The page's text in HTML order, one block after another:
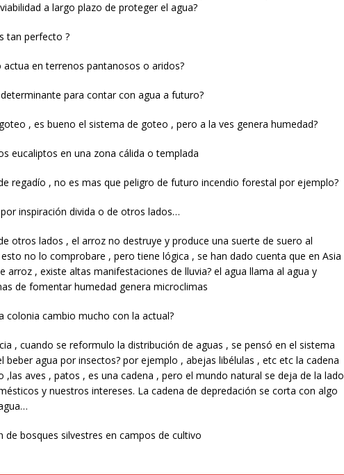
a largo plazo de proteger el agua?
tan perfecto ?
en terrenos pantanosos o aridos?
para contar con agua a futuro?
, es bueno el sistema de goteo , pero a la ves genera humedad?
eucaliptos en una zona cálida o templada
regadío , no es mas que peligro de futuro incendio forestal por ejemplo?
inspiración divida o de otros lados…
otros lados , el arroz no destruye y produce una suerte de suero al
no lo comprobare , pero tiene lógica , se han dado cuenta que en Asia
arroz , existe altas manifestaciones de lluvia? el agua llama al agua y
de fomentar humedad genera microclimas
colonia cambio mucho con la actual?
, cuando se reformulo la distribución de aguas , se pensó en el sistema
agua por insectos? por ejemplo , abejas libélulas , etc etc la cadena
,las aves , patos , es una cadena , pero el mundo natural se deja de la lado
y nuestros intereses. La cadena de depredación se corta con algo
de bosques silvestres en campos de cultivo